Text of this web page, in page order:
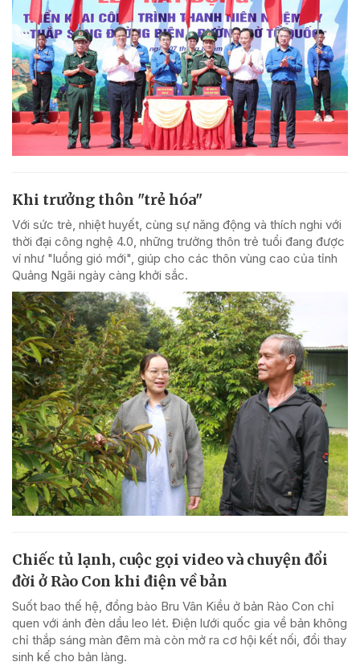
Khi trưởng thôn "trẻ hóa"
Với sức trẻ, nhiệt huyết, cùng sự năng động và thích nghi với
thời đại công nghệ 4.0, những trưởng thôn trẻ tuổi đang được
ví như "luồng gió mới", giúp cho các thôn vùng cao của tỉnh
Quảng Ngãi ngày càng khởi sắc.
Chiếc tủ lạnh, cuộc gọi video và chuyện đổi
đời ở Rào Con khi điện về bản
Suốt bao thế hệ, đồng bào Bru Vân Kiều ở bản Rào Con chỉ
quen với ánh đèn dầu leo lét. Điện lưới quốc gia về bản không
chỉ thắp sáng màn đêm mà còn mở ra cơ hội kết nối, đổi thay
sinh kế cho bản làng.